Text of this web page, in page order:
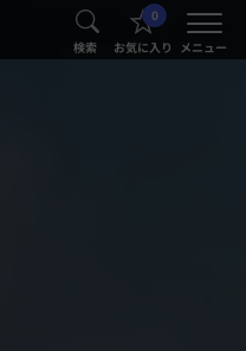
検索
0
お気に入り メニュー
®